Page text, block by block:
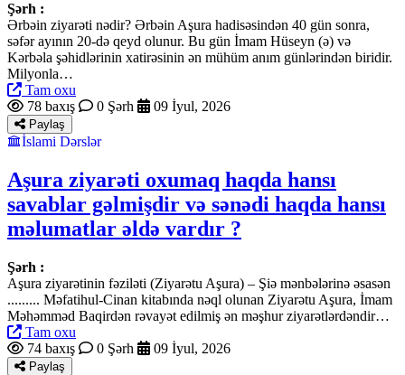
Şərh :
Ərbəin ziyarəti nədir? Ərbəin Aşura hadisəsindən 40 gün sonra,
səfər ayının 20-də qeyd olunur. Bu gün İmam Hüseyn (ə) və
Kərbəla şəhidlərinin xatirəsinin ən mühüm anım günlərindən biridir.
Milyonla…
Tam oxu
78 baxış
0 Şərh 09 İyul, 2026
Paylaş
İslami Dərslər
Aşura ziyarəti oxumaq haqda hansı
savablar gəlmişdir və sənədi haqda hansı
məlumatlar əldə vardır ?
Şərh :
Aşura ziyarətinin fəziləti (Ziyarətu Aşura) – Şiə mənbələrinə əsasən
......... Məfatihul-Cinan kitabında nəql olunan Ziyarətu Aşura, İmam
Məhəmməd Baqirdən rəvayət edilmiş ən məşhur ziyarətlərdəndir…
Tam oxu
74 baxış
0 Şərh 09 İyul, 2026
Paylaş